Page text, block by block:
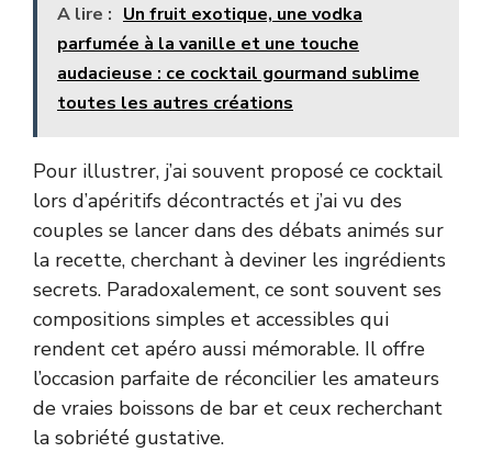
A lire : Un fruit exotique, une vodka
parfumée à la vanille et une touche
audacieuse : ce cocktail gourmand sublime
toutes les autres créations
Pour illustrer, j’ai souvent proposé ce cocktail
lors d’apéritifs décontractés et j’ai vu des
couples se lancer dans des débats animés sur
la recette, cherchant à deviner les ingrédients
secrets. Paradoxalement, ce sont souvent ses
compositions simples et accessibles qui
rendent cet apéro aussi mémorable. Il offre
l’occasion parfaite de réconcilier les amateurs
de vraies boissons de bar et ceux recherchant
la sobriété gustative.